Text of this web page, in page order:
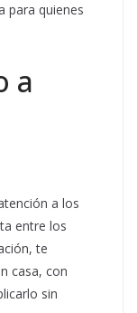
para quienes
a
a los
entre los
te
casa, con
sin